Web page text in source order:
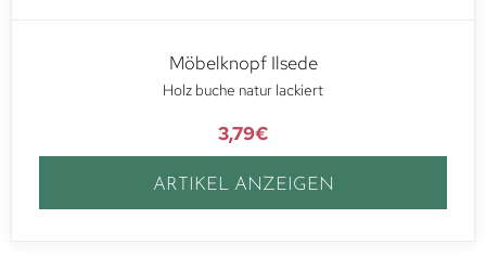
Möbelknopf Ilsede
Holz buche natur lackiert
3,79€
ARTIKEL ANZEIGEN